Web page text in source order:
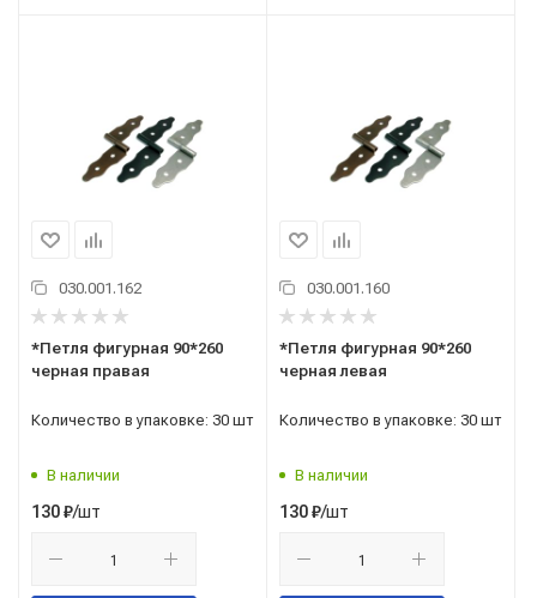
030.001.162
*Петля фигурная 90*260
черная правая
Количество в упаковке: 30 шт
В наличии
130₽/шт
030.001.160
*Петля фигурная 90*260
черная левая
Количество в упаковке: 30 шт
В наличии
130₽/шт